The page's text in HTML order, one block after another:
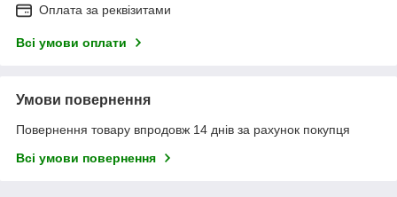
Оплата за реквізитами
Всі умови оплати
Умови повернення
Повернення товару впродовж 14 днів за рахунок покупця
Всі умови повернення